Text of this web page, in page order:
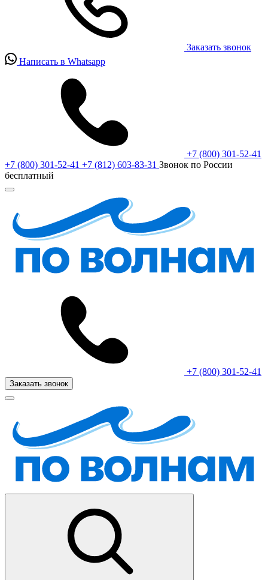
Заказать звонок
Написать в Whatsapp
+7 (800) 301-52-41
+7 (800) 301-52-41 +7 (812) 603-83-31 Звонок по России
бесплатный
+7 (800) 301-52-41
Заказать звонок